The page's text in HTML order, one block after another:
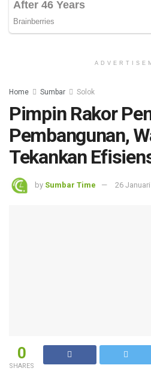
Home Sumbar Solok
Pimpin Rakor
Pembangunan,
Tekankan
by Sumbar Time 26
0
SHARES